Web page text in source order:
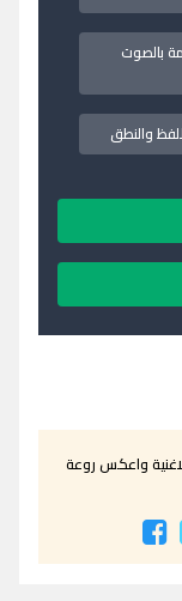
بالصوت
واعكس روعة